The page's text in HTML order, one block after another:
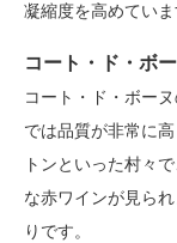
凝縮度を高めていま
コート・ド・ボ
コート・ド・ボー
では品質が非常に
トンといった村々
な赤ワインが見ら
りです。